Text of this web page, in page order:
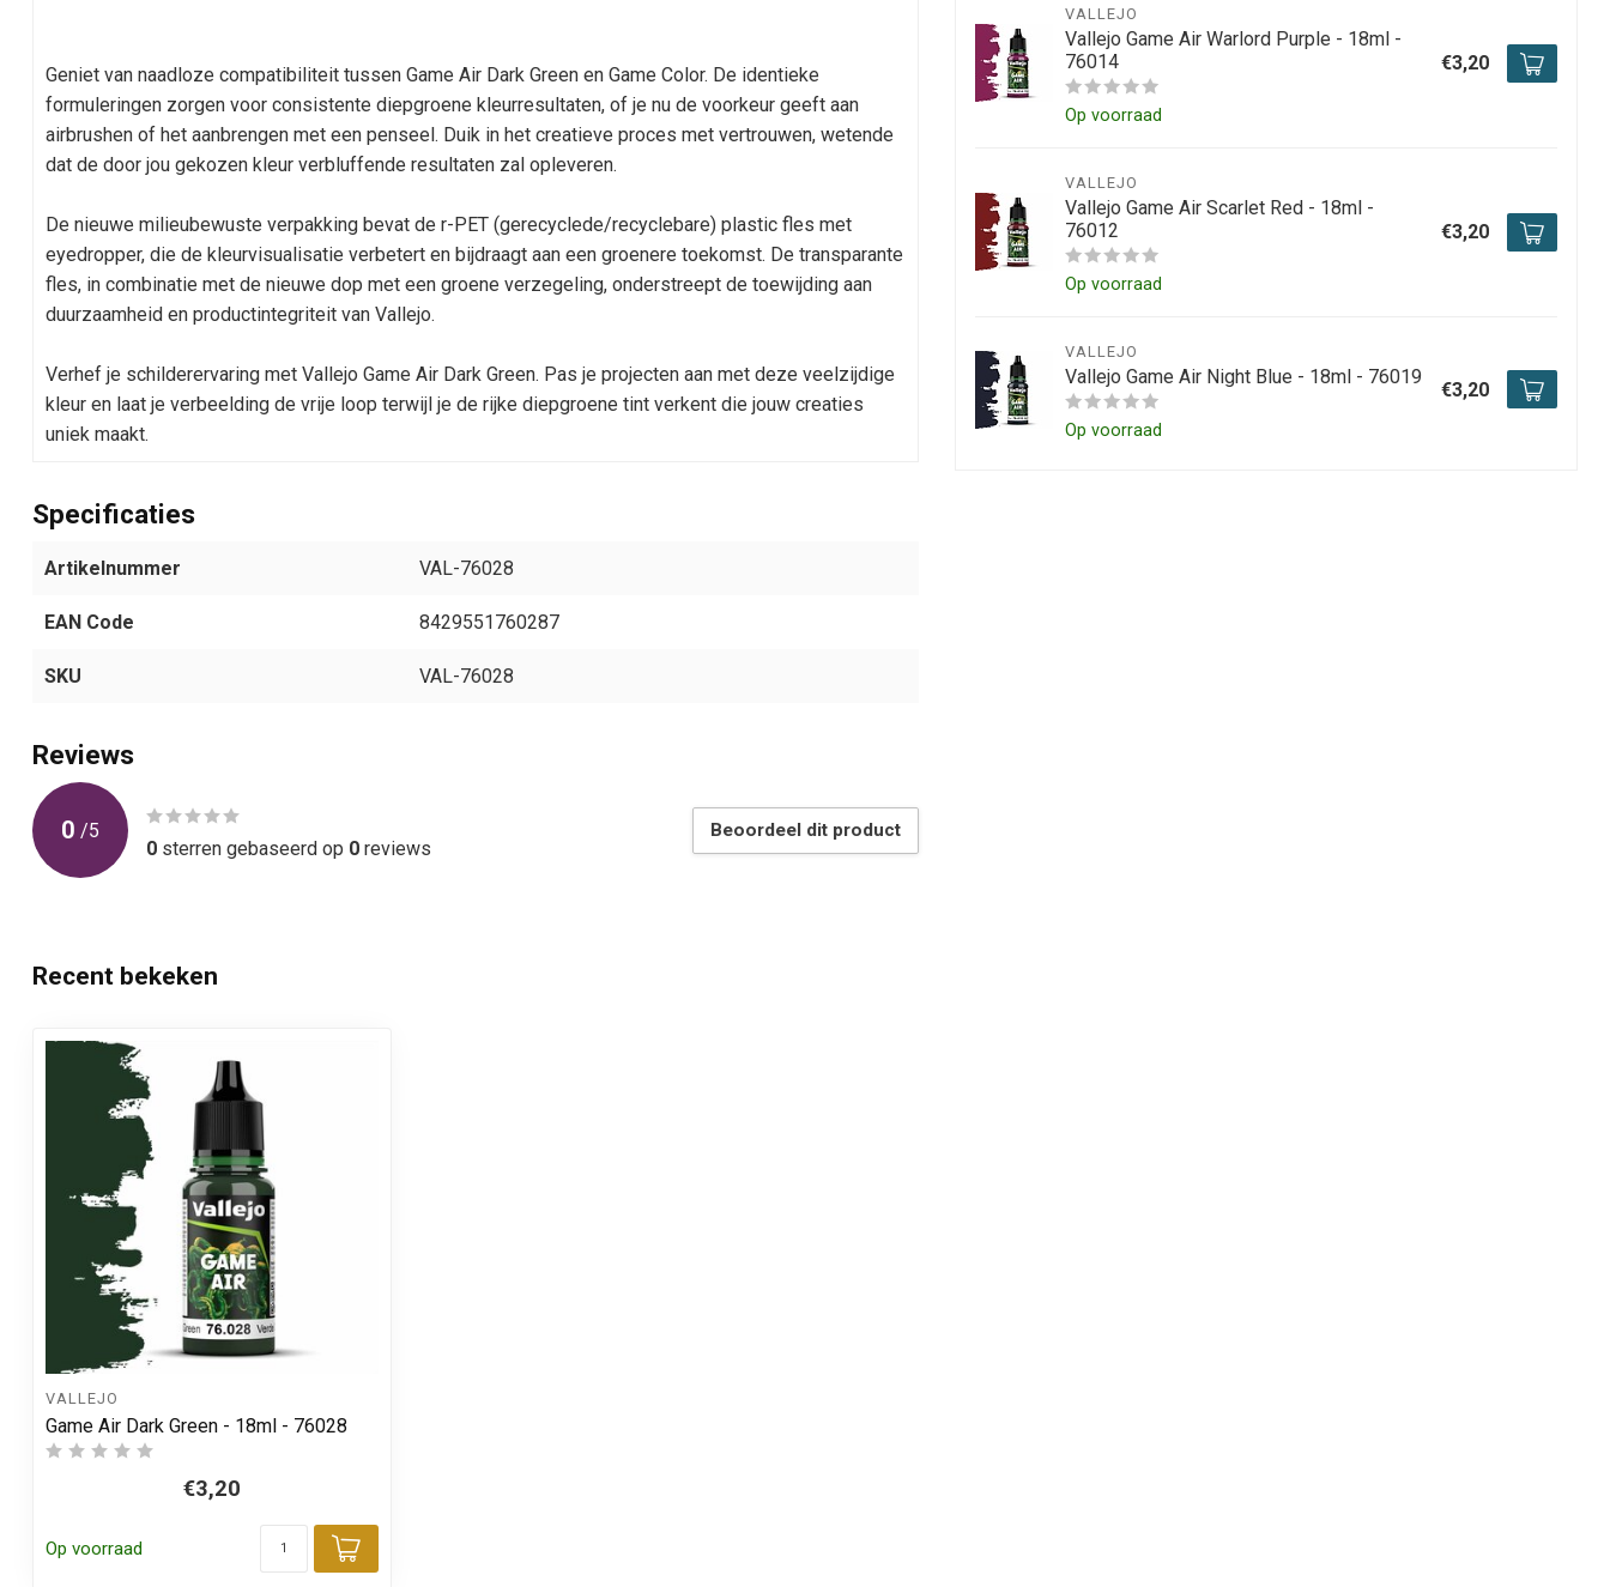
Geniet van naadloze compatibiliteit tussen Game Air Dark Green en Game Color. De identieke
formuleringen zorgen voor consistente diepgroene kleurresultaten, of je nu de voorkeur geeft aan
airbrushen of het aanbrengen met een penseel. Duik in het creatieve proces met vertrouwen, wetende
dat de door jou gekozen kleur verbluffende resultaten zal opleveren.
De nieuwe milieubewuste verpakking bevat de r-PET (gerecyclede/recyclebare) plastic fles met
eyedropper, die de kleurvisualisatie verbetert en bijdraagt aan een groenere toekomst. De transparante
fles, in combinatie met de nieuwe dop met een groene verzegeling, onderstreept de toewijding aan
duurzaamheid en productintegriteit van Vallejo.
Verhef je schilderervaring met Vallejo Game Air Dark Green. Pas je projecten aan met deze veelzijdige
kleur en laat je verbeelding de vrije loop terwijl je de rijke diepgroene tint verkent die jouw creaties
uniek maakt.
Specificaties
Artikelnummer VAL-76028
EAN Code 8429551760287
SKU VAL-76028
Reviews
0 /5
0 sterren gebaseerd op 0 reviews
Beoordeel dit product
VALLEJO
Vallejo Game Air Warlord Purple - 18ml -
76014
Op voorraad
€3,20
VALLEJO
Vallejo Game Air Scarlet Red - 18ml -
76012
Op voorraad
€3,20
VALLEJO
Vallejo Game Air Night Blue - 18ml - 76019
Op voorraad
€3,20
Recent bekeken
VALLEJO
Game Air Dark Green - 18ml - 76028
€3,20
Op voorraad
Toevoegen aan winkelwagen